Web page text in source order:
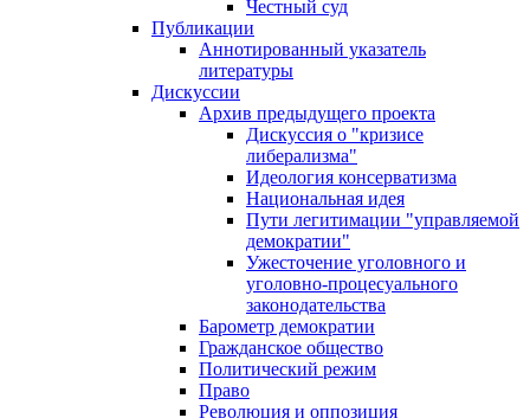
Честный суд
Публикации
Аннотированный указатель
литературы
Дискуссии
Архив предыдущего проекта
Дискуссия о "кризисе
либерализма"
Идеология консерватизма
Национальная идея
Пути легитимации "управляемой
демократии"
Ужесточение уголовного и
уголовно-процесуального
законодательства
Барометр демократии
Гражданское общество
Политический режим
Право
Революция и оппозиция